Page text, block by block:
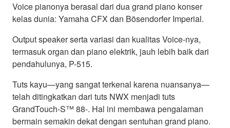
Voice pianonya berasal dari dua grand piano konser
kelas dunia: Yamaha CFX dan Bösendorfer Imperial.
Output speaker serta variasi dan kualitas Voice-nya,
termasuk organ dan piano elektrik, jauh lebih baik dari
pendahulunya, P-515.
Tuts kayu—yang sangat terkenal karena nuansanya—
telah ditingkatkan dari tuts NWX menjadi tuts
GrandTouch-S™ 88-. Hal ini membawa pengalaman
bermain semakin dekat dengan sentuhan grand piano.